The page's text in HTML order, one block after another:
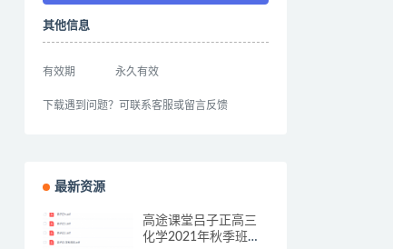
其他信息
有效期 永久有效
下载遇到问题？可联系客服或留言反馈
最新资源
高途课堂吕子正高三
化学2021年秋季班视